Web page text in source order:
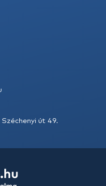
út 49.